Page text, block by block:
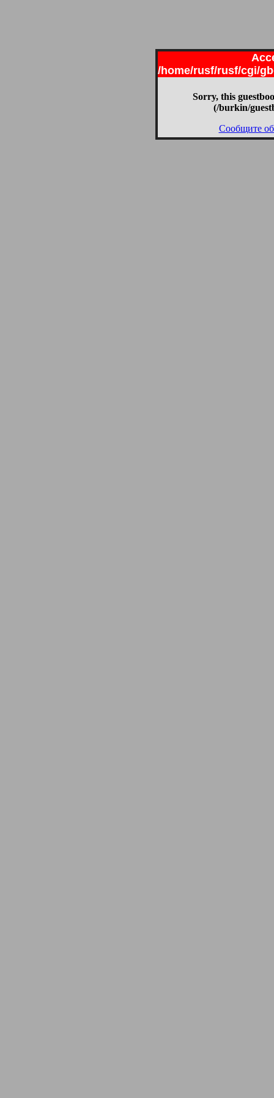
/home/rusf/rusf/cgi/
Sorry, this
(/burkin/
Сообщите